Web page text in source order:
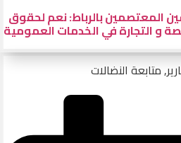
المعتصمين بالرباط: نعم لحقوق
و التجارة في الخدمات العمومية
,متابعة النضالات